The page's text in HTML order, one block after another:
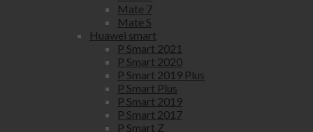
Mate 7
Mate S
Huawei smart
P Smart 2021
P Smart 2020
P Smart 2019 Plus
P Smart Plus
P Smart 2019
P Smart 2017
P Smart Z